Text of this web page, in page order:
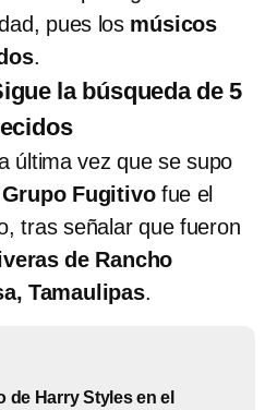
pues los músicos
.
la búsqueda de 5
última vez que se supo
Fugitivofue el
tras señalar que fueron
de Rancho
Tamaulipas.
de Harry Styles en el